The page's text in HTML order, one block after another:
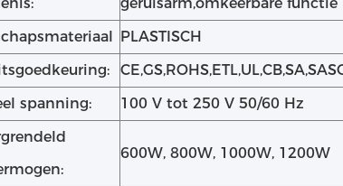
PLASTISCH
spanning: 100 V tot 250 V 50/60 Hz
600W, 800W, 1000W, 1200W